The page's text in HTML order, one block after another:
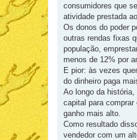
consumidores que
atividade prestada
Os donos do poder
outras rendas fixas
população,
menos de 12% por
E pior: às vezes
do dinheiro paga
Ao longo da
capital para
ganho mais alto.
Como resultado
vendedor com um